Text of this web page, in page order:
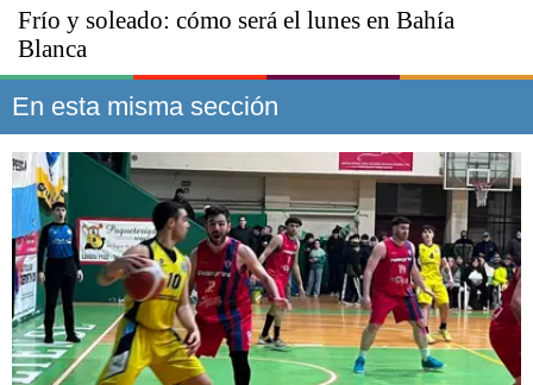
Frío y soleado: cómo será el lunes en Bahía
Blanca
En esta misma sección